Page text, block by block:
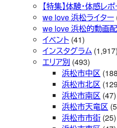
【特集】体験・体感レ
we love 浜松ライター
we love 浜松的動画配
イベント (41)
インスタグラム (1,917)
エリア別 (493)
浜松市中区
浜松市北区
浜松市南区 (47)
浜松市天竜区
浜松市市街 (25)